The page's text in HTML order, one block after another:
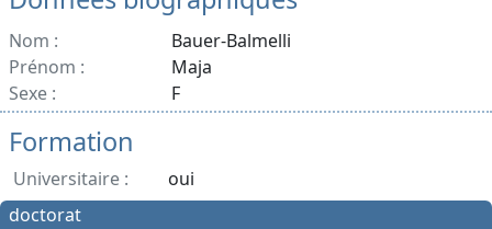
Nom :
Bauer-Balmelli
Prénom :
Maja
Sexe :
F
Formation
Universitaire :
oui
doctorat